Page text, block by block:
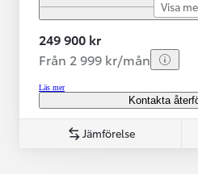
Visa
249 900 kr
Från 2 999 kr/mån
Läs mer
Kontakta
Jämförelse